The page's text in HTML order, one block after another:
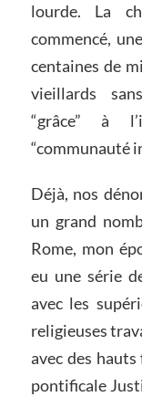
lourde. La
commencé,
centaines de
vieillards
“grâce” à
“communauté
Déjà, nos
un grand
Rome, mon
eu une série
avec les
religieuses
avec des
pontificale